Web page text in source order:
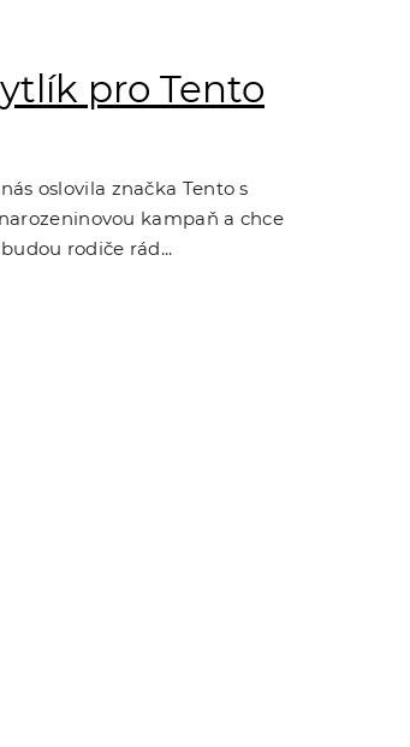
pro Tento
oslovila značka Tento s
kampaň a chce
rodiče rád...